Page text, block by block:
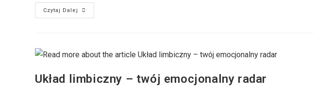
Czytaj Dalej
Układ limbiczny – twój emocjonalny radar